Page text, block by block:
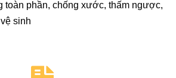
toàn phần, chống xước, thấm ngược,
sinh